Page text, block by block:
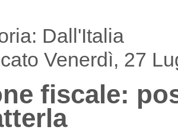
Dall'Italia
Venerdì, 27
fiscale: